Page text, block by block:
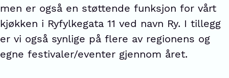
men er også en støttende funksjon for vårt
kjøkken i Ryfylkegata 11 ved navn Ry. I tillegg
er vi også synlige på flere av regionens og
egne festivaler/eventer gjennom året.